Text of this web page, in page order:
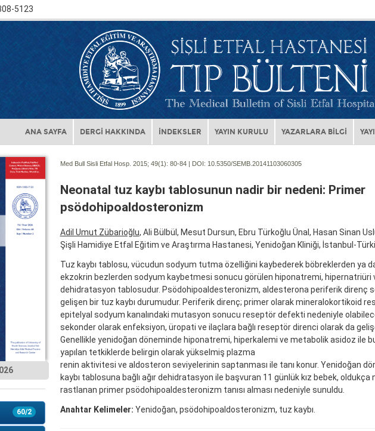
5123
ANA SAYFA DERGİ HAKKINDA İNDEKSLER YAYIN KURULU YAZARLARA BİLGİ
60/2
Med Bull Sisli Etfal Hosp. 2015; 49(1): 80-84 | DOI: 10.5350/SEMB.20141103060305
Neonatal tuz kaybı tablosunun nadir bir nedeni: Primer
psödohipoaldosteronizm
Adil Umut Zübarioğlu, Ali Bülbül, Mesut Dursun, Ebru Türkoğlu Ünal, Hasan Sinan
Şişli Hamidiye Etfal Eğitim ve Araştırma Hastanesi, Yenidoğan Kliniği, İstanbul-
Tuz kaybı tablosu, vücudun sodyum tutma özelliğini kaybederek böbreklerden ya
ekzokrin bezlerden sodyum kaybetmesi sonucu görülen hiponatremi, hipernatriüri
dehidratasyon tablosudur. Psödohipoaldesteronizm, aldesterona periferik direnç
gelişen bir tuz kaybı durumudur. Periferik direnç; primer olarak mineralokortikoid
epitelyal sodyum kanalındaki mutasyon sonucu reseptör defekti nedeniyle
sekonder olarak enfeksiyon, üropati ve ilaçlara bağlı reseptör direnci olarak da
Genellikle yenidoğan döneminde hiponatremi, hiperkalemi ve metabolik asidoz ile
yapılan tetkiklerde belirgin olarak yükselmiş plazma
renin aktivitesi ve aldosteron seviyelerinin saptanması ile tanı konur. Yenidoğan
kaybı tablosuna bağlı ağır dehidratasyon ile başvuran 11 günlük kız bebek, oldukça
rastlanan primer psödohipoaldesteronizm tanısı alması nedeniyle sunuldu.
Anahtar Kelimeler: Yenidoğan, psödohipoaldosteronizm, tuz kaybı.